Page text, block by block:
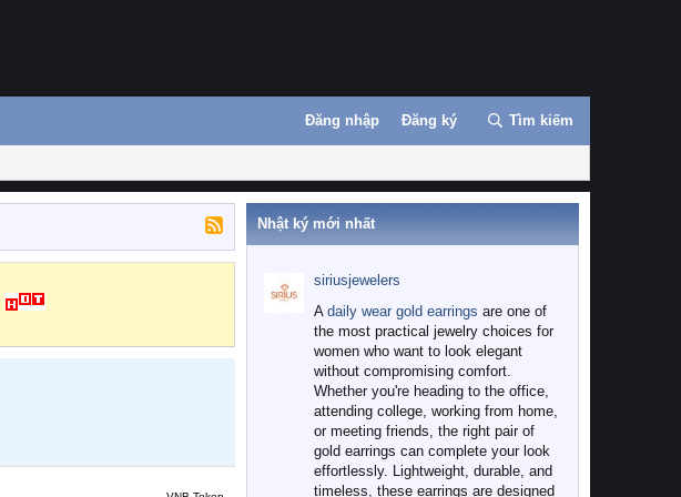
Đăng nhập Đăng ký Tìm kiếm
Nhật ký mới nhất
siriusjewelers
A daily wear gold earrings are one of
the most practical jewelry choices for
women who want to look elegant
without compromising comfort.
Whether you're heading to the office,
attending college, working from home,
or meeting friends, the right pair of
gold earrings can complete your look
effortlessly. Lightweight, durable, and
timeless, these earrings are designed